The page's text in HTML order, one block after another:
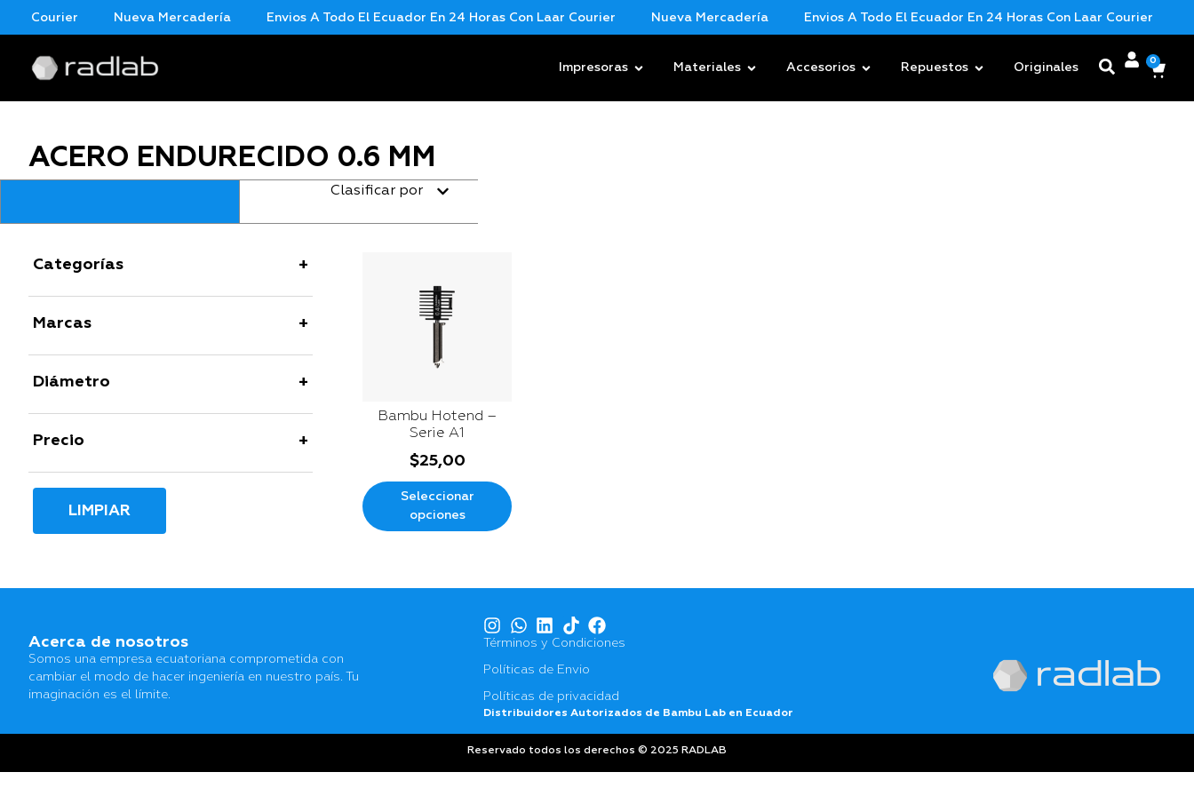
Courier Nueva Mercadería Envios A Todo El Ecuador En 24 Horas Con Laar Courier Nueva Mercadería Envios A Todo El Ecuador En 24 Horas Con Laar Courier
Impresoras Materiales Accesorios Repuestos Originales
0
ACERO ENDURECIDO 0.6 MM
Clasificar por
Categorías
Marcas
Diámetro
Precio
LIMPIAR
Bambu Hotend –
Serie A1
$25,00
Seleccionar
opciones
Acerca de nosotros
Somos una empresa ecuatoriana comprometida con
cambiar el modo de hacer ingeniería en nuestro país. Tu
imaginación es el límite.
Términos y Condiciones
Políticas de Envio
Políticas de privacidad
Distribuidores Autorizados de Bambu Lab en Ecuador
Reservado todos los derechos © 2025 RADLAB